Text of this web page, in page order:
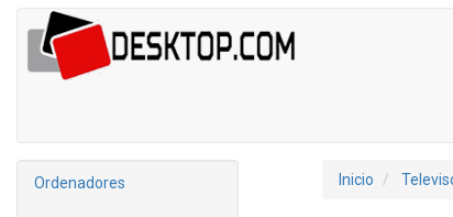
Ordenadores Inicio